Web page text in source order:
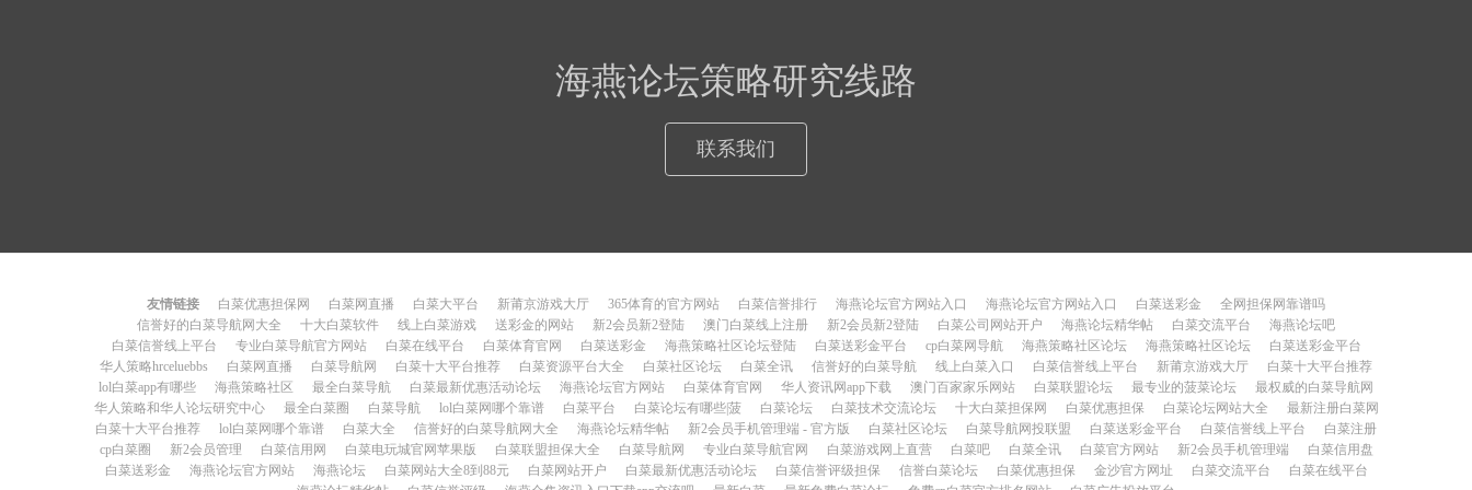
海燕论坛策略研究线路
联系我们
友情链接 白菜优惠担保网 白菜网直播 白菜大平台 新莆京游戏大厅 365体育的官方网站 白菜信誉排行 海燕论坛官方网站入口 海燕论坛官方网站入口 白菜送彩金
全网担保网靠谱吗
信誉好的白菜导航网大全
十大白菜软件 线上白菜游戏 送彩金的网站 新2会员新2登陆 澳门白菜线上注册 新2会员新2登陆 白菜公司网站开户 海燕论坛精华帖 白菜交流平台
海燕论坛吧
白菜信誉线上平台
专业白菜导航官方网站 白菜在线平台 白菜体育官网 白菜送彩金 海燕策略社区论坛登陆 白菜送彩金平台 cp白菜网导航 海燕策略社区论坛 海燕策略社区论坛
白菜送彩金平台
华人策略hrceluebbs
白菜网直播 白菜导航网 白菜十大平台推荐 白菜资源平台大全 白菜社区论坛 白菜全讯 信誉好的白菜导航 线上白菜入口 白菜信誉线上平台 新莆京游戏大厅
白菜十大平台推荐
lol白菜app有哪些
海燕策略社区 最全白菜导航 白菜最新优惠活动论坛 海燕论坛官方网站 白菜体育官网 华人资讯网app下载 澳门百家家乐网站 白菜联盟论坛 最专业的菠菜论坛
最权威的白菜导航网
华人策略和华人论坛研究中心
最全白菜圈 白菜导航 lol白菜网哪个靠谱 白菜平台 白菜论坛有哪些|菠 白菜论坛 白菜技术交流论坛 十大白菜担保网 白菜优惠担保 白菜论坛网站大全
最新注册白菜网
白菜十大平台推荐
lol白菜网哪个靠谱 白菜大全 信誉好的白菜导航网大全 海燕论坛精华帖 新2会员手机管理端 - 官方版 白菜社区论坛 白菜导航网投联盟 白菜送彩金平台 白菜信誉线上平台
白菜注册
cp白菜圈
新2会员管理 白菜信用网 白菜电玩城官网苹果版 白菜联盟担保大全 白菜导航网 专业白菜导航官网 白菜游戏网上直营 白菜吧 白菜全讯 白菜官方网站 新2会员手机管理端
白菜信用盘
白菜送彩金
海燕论坛官方网站 海燕论坛 白菜网站大全8到88元 白菜网站开户 白菜最新优惠活动论坛 白菜信誉评级担保 信誉白菜论坛 白菜优惠担保 金沙官方网址 白菜交流平台
白菜在线平台